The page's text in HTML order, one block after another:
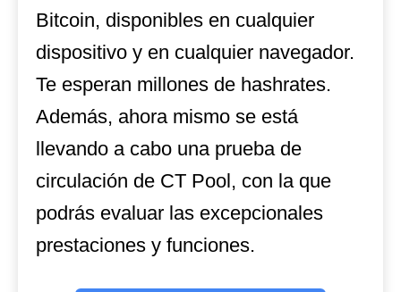
Bitcoin, disponibles en cualquier
dispositivo y en cualquier navegador.
Te esperan millones de hashrates.
Además, ahora mismo se está
llevando a cabo una prueba de
circulación de CT Pool, con la que
podrás evaluar las excepcionales
prestaciones y funciones.